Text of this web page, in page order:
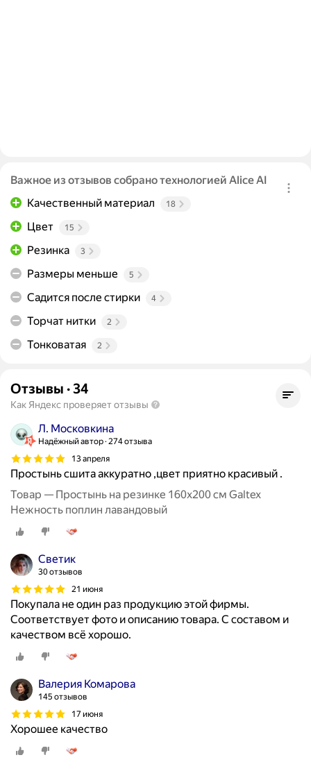
Важное из отзывов собрано технологией Alice AI
Качественный материал
18
Цвет 15
Резинка 3
Размеры меньше 5
Садится после стирки 4
Торчат нитки 2
Тонковатая 2
Отзывы · 34
Как Яндекс проверяет отзывы
Л. Московкина
Надёжный автор 274 отзыва
13 апреля
Простынь сшита аккуратно ,цвет приятно красивый .
Товар — Простынь на резинке 160х200 см Galtex
Нежность поплин лавандовый
Светик
30 отзывов
21 июня
Покупала не один раз продукцию этой фирмы.
Соответствует фото и описанию товара. С составом и
качеством всё хорошо.
Валерия Комарова
145 отзывов
17 июня
Хорошее качество